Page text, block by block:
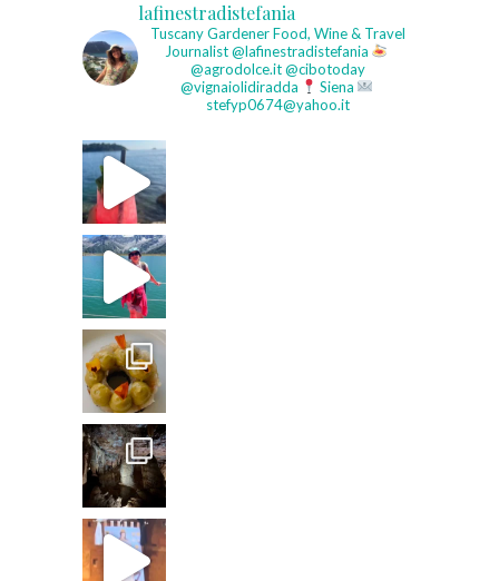
lafinestradistefania
Tuscany GardenerFood, Wine & Travel
Journalist@lafinestradistefania
@agrodolce.it @cibotoday
@vignaiolidiradda
Siena
stefyp0674@yahoo.it